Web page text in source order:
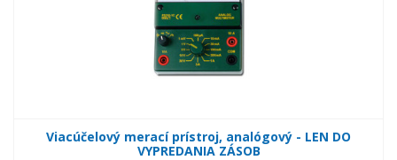
Viacúčelový merací prístroj, analógový - LEN DO
VYPREDANIA ZÁSOB